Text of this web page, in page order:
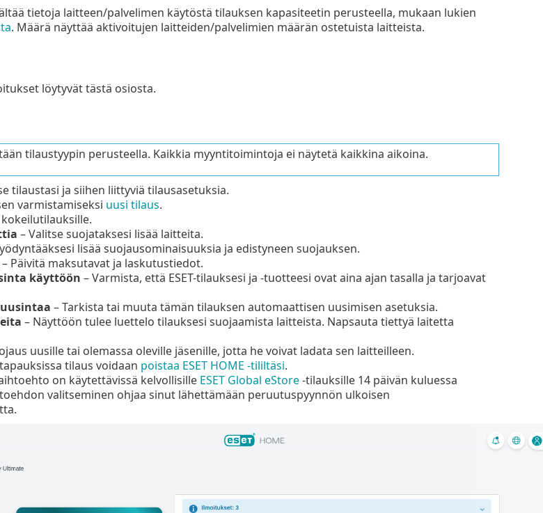
tietoja laitteen/palvelimen käytöstä tilauksen kapasiteetin perusteella, mukaan lukien
. Määrä näyttää aktivoitujen laitteiden/palvelimien määrän ostetuista laitteista.
löytyvät tästä osiosta.
tilaustyypin perusteella. Kaikkia myyntitoimintoja ei näytetä kaikkina aikoina.
tilaustasi ja siihen liittyviä tilausasetuksia.
varmistamiseksi uusi tilaus.
– Valitse suojataksesi lisää laitteita.
lisää suojausominaisuuksia ja edistyneen suojauksen.
– Päivitä maksutavat ja laskutustiedot.
käyttöön – Varmista, että ESET-tilauksesi ja -tuotteesi ovat aina ajan tasalla ja tarjoavat
– Tarkista tai muuta tämän tilauksen automaattisen uusimisen asetuksia.
– Näyttöön tulee luettelo tilauksesi suojaamista laitteista. Napsauta tiettyä laitetta
uusille tai olemassa oleville jäsenille, jotta he voivat ladata sen laitteilleen.
tilaus voidaan poistaa ESET HOME -tililtäsi.
on käytettävissä kelvollisille ESET Global eStore-tilauksille 14 päivän kuluessa
valitseminen ohjaa sinut lähettämään peruutuspyynnön ulkoisen